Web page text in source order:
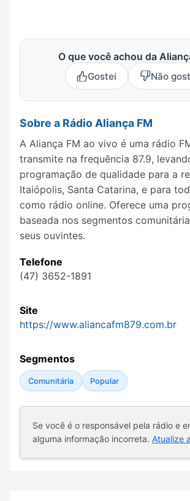
O que você achou da
Gostei Não
Sobre a Rádio Aliança FM
A Aliança FM ao vivo é uma rádio
transmite na frequência 87.9,
programação de qualidade para a
Itaiópolis, Santa Catarina, e para
como rádio online. Oferece uma
baseada nos segmentos
seus ouvintes.
Telefone
(47) 3652-1891
Site
https://www.aliancafm879.com.br
Segmentos
Comunitária Popular
Se você é o responsável pela rádio e
alguma informação incorreta. Atualize